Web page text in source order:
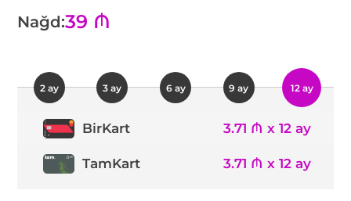
Nağd:39 ₼
2 ay 3 ay 6 ay 9 ay 12 ay
BirKart 3.71 ₼ x 12 ay
TamKart 3.71 ₼ x 12 ay